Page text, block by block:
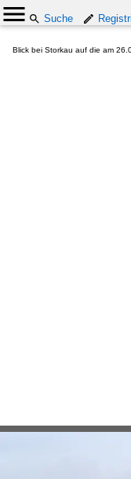
Suche
Blick bei Storkau auf die am